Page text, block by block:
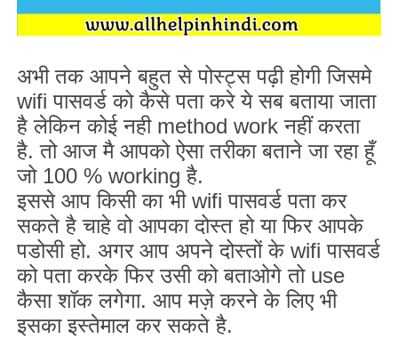
अभी तक आपने बहुत से पोस्ट्स पढ़ी होगी जिसमे
wifiपासवर्ड को कैसे पता करे ये सब बताया जाता
है लेकिन कोई नही method workनहीं करता
है. तो आज मै आपको ऐसा तरीका बताने जा रहा हूँ
जो 100 % workingहै.
इससे आप किसी का भीwifiपासवर्ड पता कर
सकते है चाहे वो आपका दोस्त हो या फिर आपके
पडोसी हो. अगर आप अपने दोस्तों केwifiपासवर्ड
को पता करके फिर उसी को बताओगे तो use
कैसा शॉक लगेगा. आप मज़े करने के लिए भी
इसका इस्तेमाल कर सकते है.